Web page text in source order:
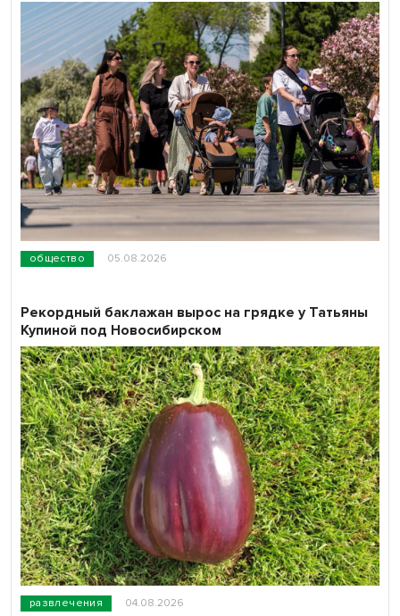
общество 05.08.2026
развлечения 04.08.2026
Рекордный баклажан вырос на грядке у Татьяны
Купиной под Новосибирском